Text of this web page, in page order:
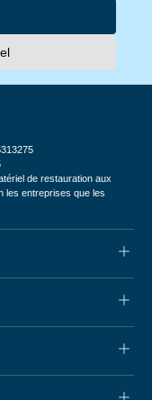
de restauration aux
les entreprises que les